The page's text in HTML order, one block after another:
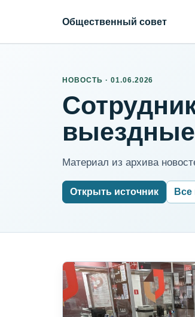
Общественный совет
НОВОСТЬ · 01.06.2026
Материал из архива
Открыть источник Все